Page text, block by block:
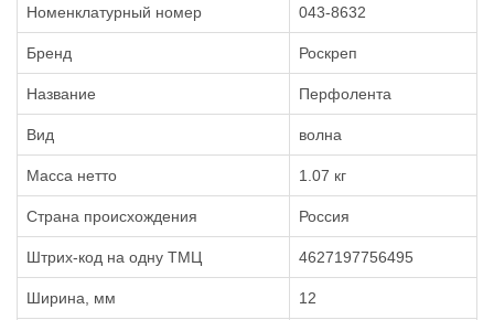
Номенклатурный номер 043-8632
Бренд Роскреп
Название Перфолента
Вид волна
Масса нетто 1.07 кг
Страна происхождения Россия
Штрих-код на одну ТМЦ 4627197756495
Ширина, мм 12